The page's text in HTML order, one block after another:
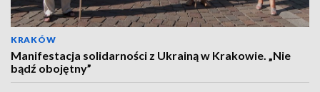
KRAKÓW
Manifestacja solidarności z Ukrainą w Krakowie. „Nie
bądź obojętny”